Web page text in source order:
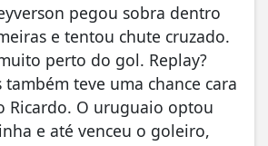
pegou sobra dentro
e tentou chute cruzado.
perto do gol. Replay?
também teve uma chance cara
Ricardo. O uruguaio optou
e até venceu o goleiro,